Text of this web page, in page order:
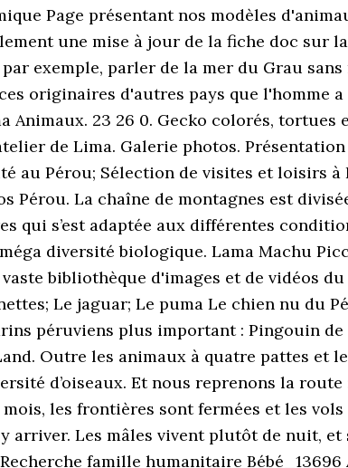
Page présentant nos modèles
une mise à jour de la fiche doc sur
par exemple, parler de la mer du Grau
originaires d'autres pays que l'homme
Animaux. 23 26 0. Gecko colorés,
de Lima. Galerie photos.
au Pérou; Sélection de visites et loisirs à
Pérou. La chaîne de montagnes est
qui s’est adaptée aux différentes
diversité biologique. Lama Machu
bibliothèque d'images et de vidéos
Le jaguar; Le puma Le chien nu du
péruviens plus important : Pingouin
Outre les animaux à quatre pattes et
d’oiseaux. Et nous reprenons la
mois, les frontières sont fermées et les
arriver. Les mâles vivent plutôt de nuit,
famille humanitaire